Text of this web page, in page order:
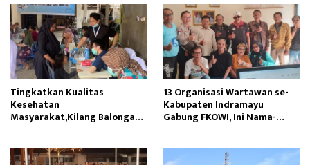
Tingkatkan Kualitas
Kesehatan
Masyarakat,Kilang Balongan
13 Organisasi Wartawan se-
Kabupaten Indramayu
Gabung FKOWI, Ini Nama-